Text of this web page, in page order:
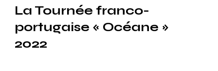
La Tournée franco-
portugaise « Océane »
2022